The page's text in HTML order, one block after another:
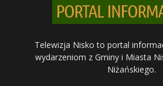
Telewizja Nisko to portal
wydarzeniom z Gminy i Miasta
Niżańskiego.